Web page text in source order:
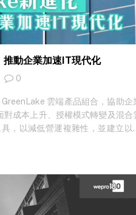
動企業加速IT現代化
0
雲端產品組合，協助企
成本上升、授權模式轉變及混合
，以減低營運複雜性，並建立以